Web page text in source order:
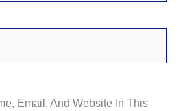
Email, And Website In This